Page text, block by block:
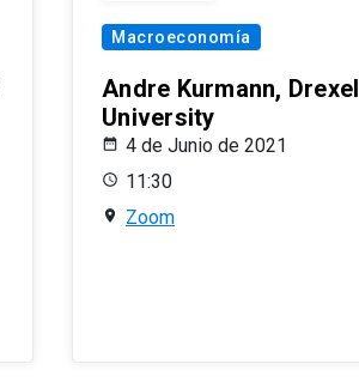
Macroeconomía
Andre Kurmann, Drexel
University
4 de Junio de 2021
11:30
Zoom